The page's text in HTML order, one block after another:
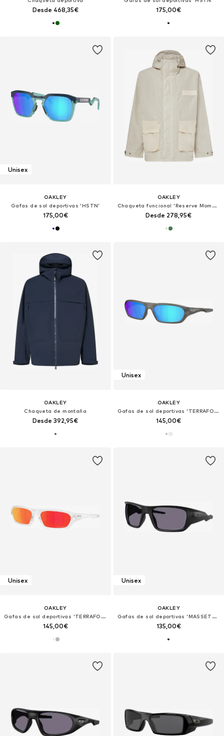
Desde 468,35€ 175,00€
Unisex
OAKLEY
Gafas de sol deportivas 'HSTN'
175,00€
OAKLEY
Chaqueta funcional 'Reserve Momento'
Desde 278,95€
OAKLEY
Chaqueta de montaña
Desde 392,95€
Unisex
OAKLEY
Gafas de sol deportivas 'TERRAFORMA'
145,00€
Unisex
OAKLEY
Gafas de sol deportivas 'TERRAFORMA'
145,00€
Unisex
OAKLEY
Gafas de sol deportivas 'MASSETER'
135,00€